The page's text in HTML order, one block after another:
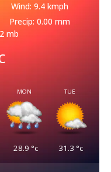
Wind: 9.4 kmph
Precip: 0.00 mm
mb
MON
28.9 °c
TUE
31.3 °c